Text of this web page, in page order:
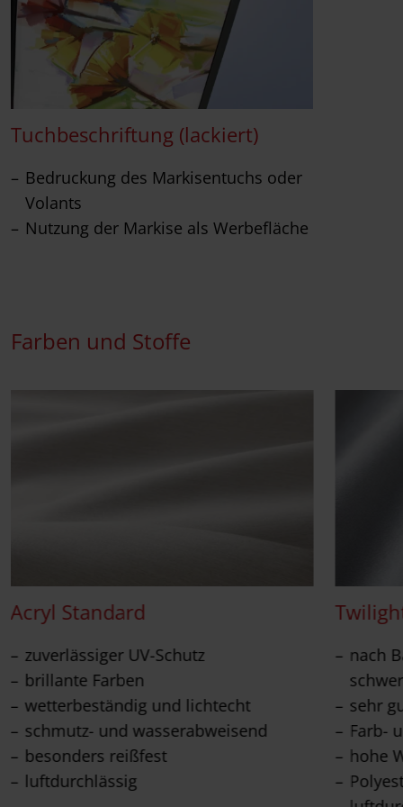
Tuchbeschriftung (lackiert)
Bedruckung des Markisentuchs oder
Volants
Nutzung der Markise als Werbefläche
Farben und Stoffe
Acryl Standard
zuverlässiger UV-Schutz
brillante Farben
wetterbeständig und lichtecht
schmutz- und wasserabweisend
besonders reißfest
luftdurchlässig
nach
sehr
Farb-
hohe